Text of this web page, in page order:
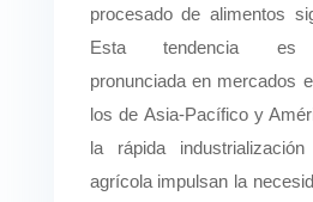
procesado de alimentos
Esta tendencia es
pronunciada en mercados
los de Asia-Pacífico y
la rápida
agrícola impulsan la